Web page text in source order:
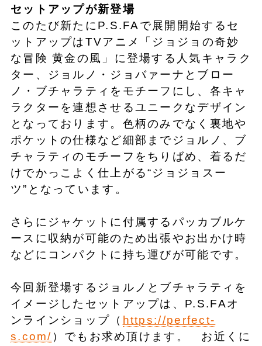
セットアップが新登場
このたび新たにP.S.FAで展開開始するセ
ットアップはTVアニメ「ジョジョの奇妙
な冒険 黄金の風」に登場する人気キャラク
ター、ジョルノ・ジョバァーナとブロー
ノ・ブチャラティをモチーフにし、各キャ
ラクターを連想させるユニークなデザイン
となっております。色柄のみでなく裏地や
ポケットの仕様など細部までジョルノ、ブ
チャラティのモチーフをちりばめ、着るだ
けでかっこよく仕上がる“ジョジョスー
ツ”となっています。
さらにジャケットに付属するパッカブルケ
ースに収納が可能のため出張やお出かけ時
などにコンパクトに持ち運びが可能です。
今回新登場するジョルノとブチャラティを
イメージしたセットアップは、P.S.FAオ
ンラインショップ（ https://perfect-
s.com/ ）でもお求め頂けます。 お近くに